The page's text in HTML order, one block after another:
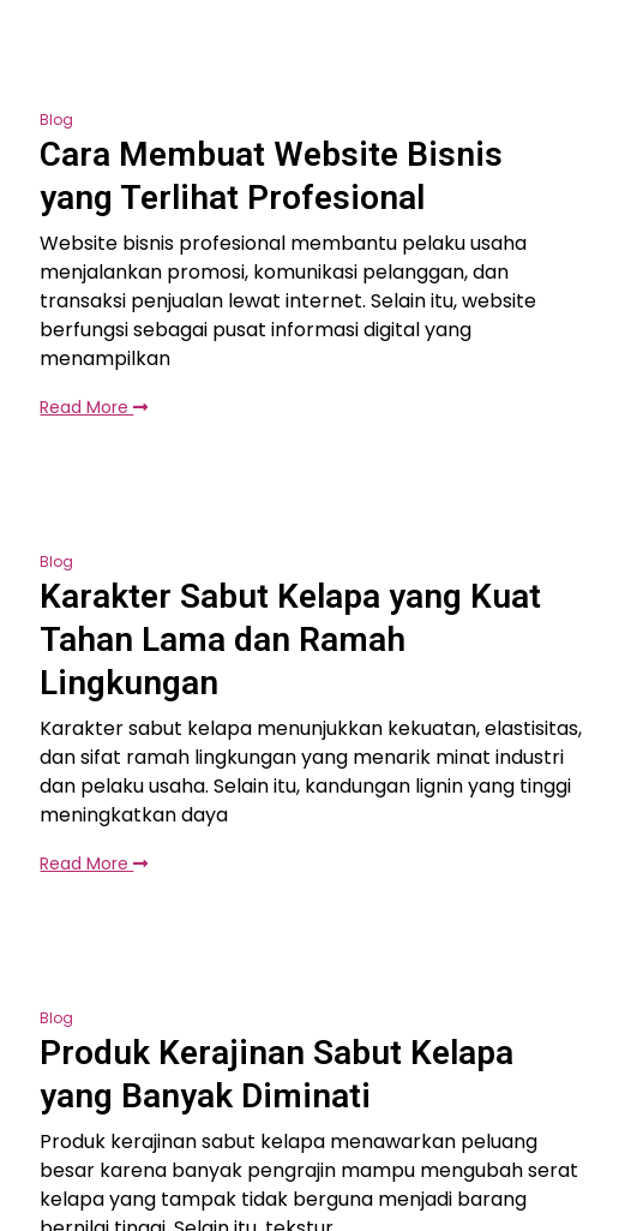
Blog
Cara Membuat Website Bisnis
yang Terlihat Profesional
Website bisnis profesional membantu pelaku usaha
menjalankan promosi, komunikasi pelanggan, dan
transaksi penjualan lewat internet. Selain itu, website
berfungsi sebagai pusat informasi digital yang
menampilkan
Read More
Blog
Karakter Sabut Kelapa yang Kuat
Tahan Lama dan Ramah
Lingkungan
Karakter sabut kelapa menunjukkan kekuatan, elastisitas,
dan sifat ramah lingkungan yang menarik minat industri
dan pelaku usaha. Selain itu, kandungan lignin yang tinggi
meningkatkan daya
Read More
Blog
Produk Kerajinan Sabut Kelapa
yang Banyak Diminati
Produk kerajinan sabut kelapa menawarkan peluang
besar karena banyak pengrajin mampu mengubah serat
kelapa yang tampak tidak berguna menjadi barang